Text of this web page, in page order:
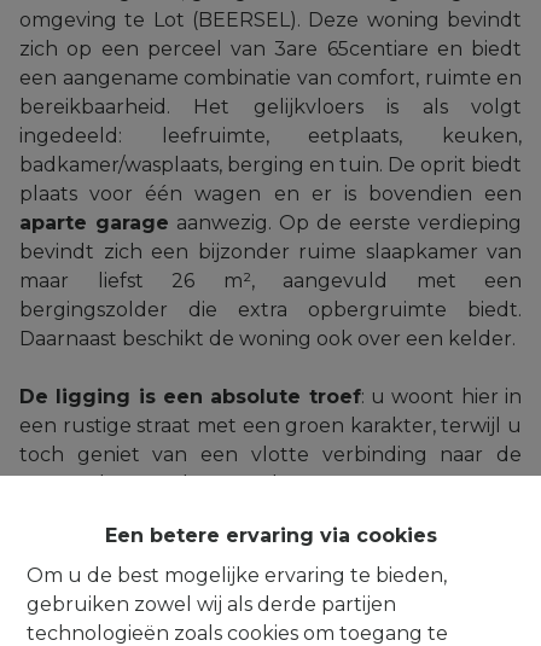
Een betere ervaring via cookies
Om u de best mogelijke ervaring te bieden,
gebruiken zowel wij als derde partijen
technologieën zoals cookies om toegang te
omgeving te Lot (BEERSEL). Deze woning bevindt
zich op een perceel van 3are 65centiare en biedt
een aangename combinatie van comfort, ruimte en
bereikbaarheid. Het gelijkvloers is als volgt
ingedeeld: leefruimte, eetplaats, keuken,
badkamer/wasplaats, berging en tuin. De oprit biedt
plaats voor één wagen en er is bovendien een
aparte garage aanwezig. Op de eerste verdieping
bevindt zich een bijzonder ruime slaapkamer van
maar liefst 26 m², aangevuld met een
bergingszolder die extra opbergruimte biedt.
Daarnaast beschikt de woning ook over een kelder.
De ligging is een absolute troef: u woont hier in
een rustige straat met een groen karakter, terwijl u
toch geniet van een vlotte verbinding naar de
autosnelweg en het openbaar vervoer.
Bijzonderheden:EPC: 620 kWh/m²/j, klasse F.
Elektriciteit is niet conform. Gelegen in
overstromingsgevoelig gebied. Bijzondere
informatieplicht: Vg, Wglk, Gdv, Gvkr, Gvv.